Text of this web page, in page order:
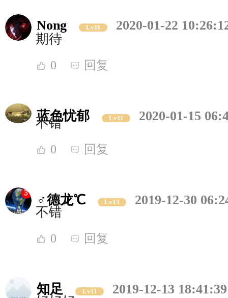
Nong Lv11
2020-01-22
期待
0 回复
蓝色忧郁 Lv11 2020-01-15
不错
0 回复
♂德龙℃ Lv13
2019-12-30
不错
0 回复
知足 Lv11
2019-12-13 18:41:39